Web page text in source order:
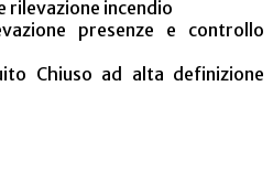
rilevazione incendio
presenze e controllo
Chiuso ad alta definizione